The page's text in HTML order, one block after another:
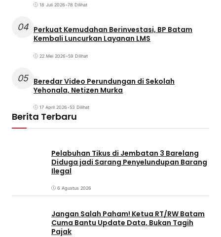
18 Juli 2026•78 Dilihat
04 Perkuat Kemudahan Berinvestasi, BP Batam
Kembali Luncurkan Layanan LMS
22 Mei 2026•59 Dilihat
05 Beredar Video Perundungan di Sekolah
Yehonala, Netizen Murka
17 April 2026•53 Dilihat
Berita Terbaru
Pelabuhan Tikus di Jembatan 3 Barelang
Diduga jadi Sarang Penyelundupan Barang
Ilegal
6 Agustus 2026
Jangan Salah Paham! Ketua RT/RW Batam
Cuma Bantu Update Data, Bukan Tagih
Pajak